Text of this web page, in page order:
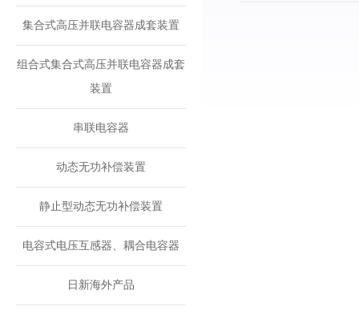
集合式高压并联电容器成套装置
组合式集合式高压并联电容器成套
装置
串联电容器
动态无功补偿装置
静止型动态无功补偿装置
电容式电压互感器、耦合电容器
日新海外产品